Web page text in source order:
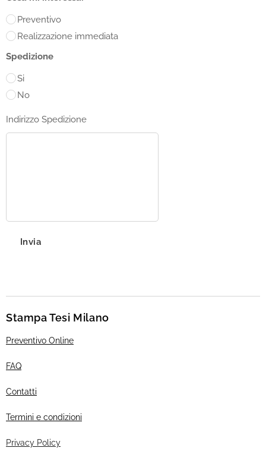
Preventivo
Realizzazione immediata
Spedizione
Si
No
Indirizzo Spedizione
Invia
Stampa Tesi Milano
Preventivo Online
FAQ
Contatti
Termini e condizioni
Privacy Policy